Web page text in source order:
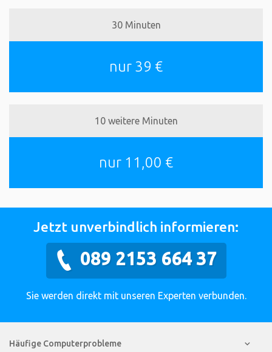
30 Minuten
nur 39 €
10 weitere Minuten
nur 11,00 €
Jetzt unverbindlich informieren:
089 2153 664 37
Sie werden direkt mit unseren Experten verbunden.
Häufige Computerprobleme